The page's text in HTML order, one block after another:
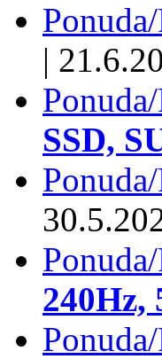
|
SSD,
240Hz,